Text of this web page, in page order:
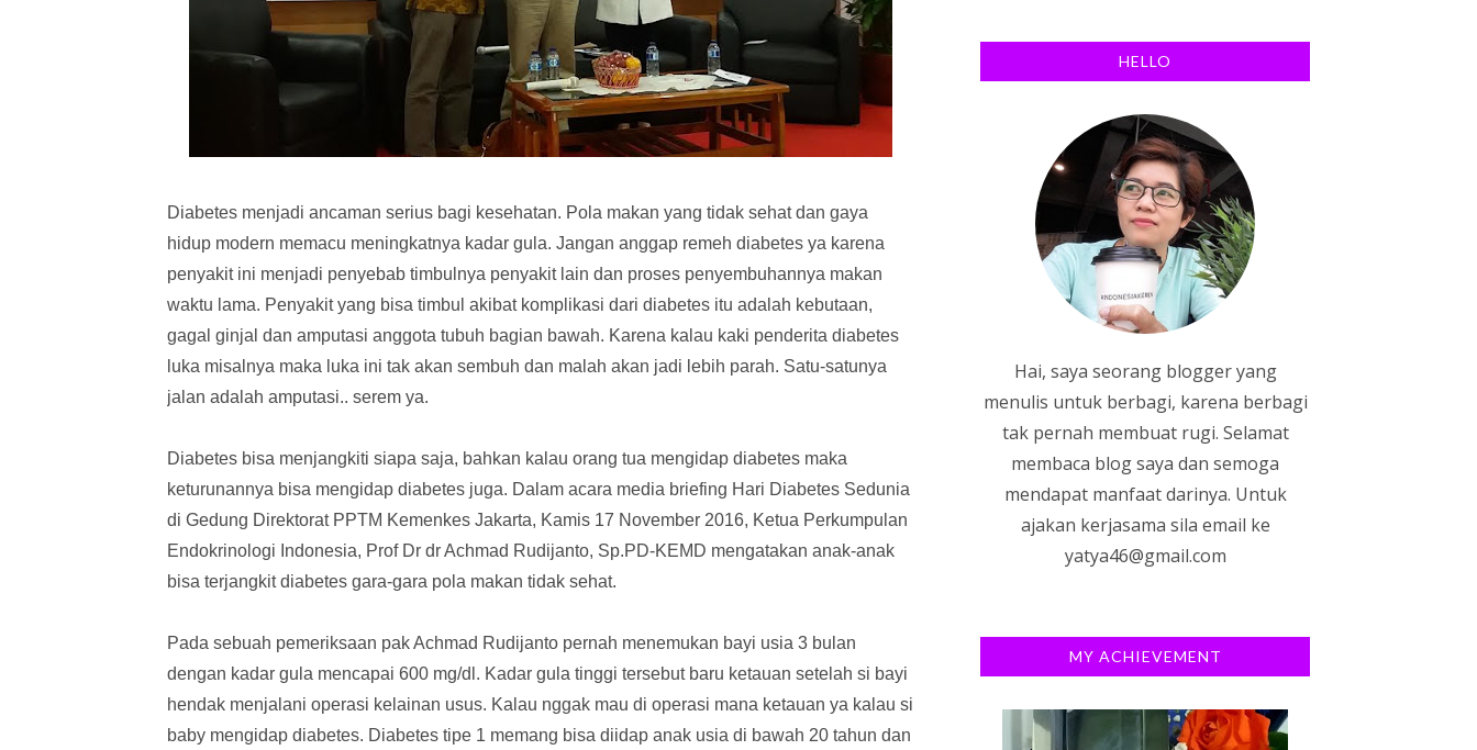
Diabetes menjadi ancaman serius bagi kesehatan. Pola makan yang tidak sehat dan gaya
hidup modern memacu meningkatnya kadar gula. Jangan anggap remeh diabetes ya karena
penyakit ini menjadi penyebab timbulnya penyakit lain dan proses penyembuhannya makan
waktu lama. Penyakit yang bisa timbul akibat komplikasi dari diabetes itu adalah kebutaan,
gagal ginjal dan amputasi anggota tubuh bagian bawah. Karena kalau kaki penderita diabetes
luka misalnya maka luka ini tak akan sembuh dan malah akan jadi lebih parah. Satu-satunya
jalan adalah amputasi.. serem ya.
Diabetes bisa menjangkiti siapa saja, bahkan kalau orang tua mengidap diabetes maka
keturunannya bisa mengidap diabetes juga. Dalam acara media briefing Hari Diabetes Sedunia
di Gedung Direktorat PPTM Kemenkes Jakarta, Kamis 17 November 2016, Ketua Perkumpulan
Endokrinologi Indonesia, Prof Dr dr Achmad Rudijanto, Sp.PD-KEMD mengatakan anak-anak
bisa terjangkit diabetes gara-gara pola makan tidak sehat.
Pada sebuah pemeriksaan pak Achmad Rudijanto pernah menemukan bayi usia 3 bulan
dengan kadar gula mencapai 600 mg/dl. Kadar gula tinggi tersebut baru ketauan setelah si bayi
hendak menjalani operasi kelainan usus. Kalau nggak mau di operasi mana ketauan ya kalau si
baby mengidap diabetes. Diabetes tipe 1 memang bisa diidap anak usia di bawah 20 tahun dan
HELLO
Hai, saya seorang blogger yang
menulis untuk berbagi, karena berbagi
tak pernah membuat rugi. Selamat
membaca blog saya dan semoga
mendapat manfaat darinya. Untuk
ajakan kerjasama sila email ke
yatya46@gmail.com
MY ACHIEVEMENT